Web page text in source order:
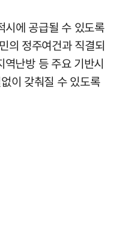
에 공급될 수 있도록
의 정주여건과 직결되
난방 등 주요 기반시
이 갖춰질 수 있도록